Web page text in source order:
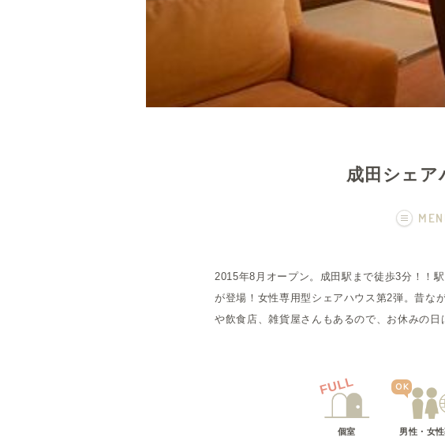
成田シェ
運営者
2015年8月オープン。成田駅まで徒歩3分！！
が登場！女性専用型シェアハウス第2弾。昔な
や飲食店、雑貨屋さんもあるので、お休みの
FULL
個室
OK
男性・女